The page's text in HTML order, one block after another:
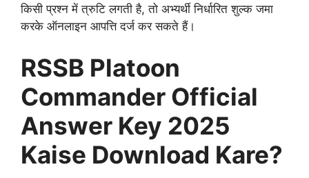
किसी प्रश्न में त्रुटि लगती है, तो अभ्यर्थी निर्धारित शुल्क जमा
करके ऑनलाइन आपत्ति दर्ज कर सकते हैं।
RSSB Platoon
Commander Official
Answer Key 2025
Kaise Download Kare?